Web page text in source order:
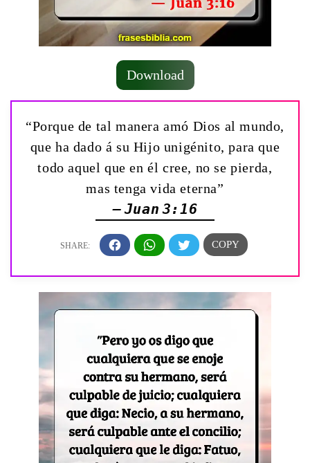
Download
“Porque de tal manera amó Dios al mundo,
que ha dado á su Hijo unigénito, para que
todo aquel que en él cree, no se pierda,
mas tenga vida eterna”
— Juan 3:16